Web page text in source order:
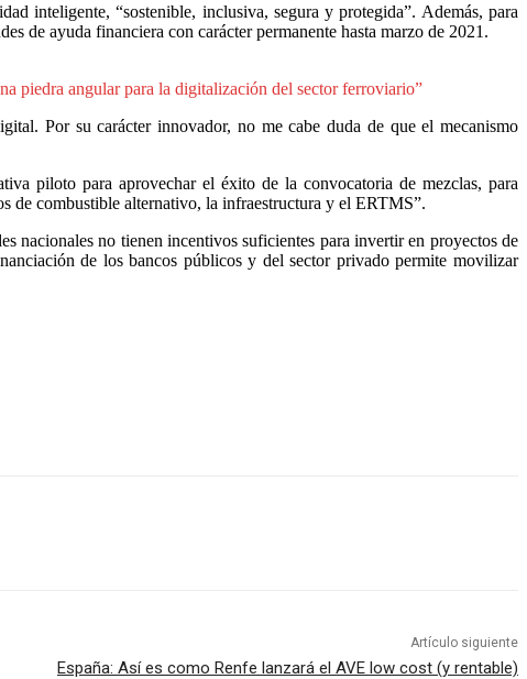
inteligente, “sostenible, inclusiva, segura y protegida”. Además, para
de ayuda financiera con carácter permanente hasta marzo de 2021.
piedra angular para la digitalización del sector ferroviario”
Por su carácter innovador, no me cabe duda de que el mecanismo
piloto para aprovechar el éxito de la convocatoria de mezclas, para
de combustible alternativo, la infraestructura y el ERTMS”.
nacionales no tienen incentivos suficientes para invertir en proyectos de
de los bancos públicos y del sector privado permite movilizar
Artículo siguiente
España: Así es como Renfe lanzará el AVE low cost (y rentable)